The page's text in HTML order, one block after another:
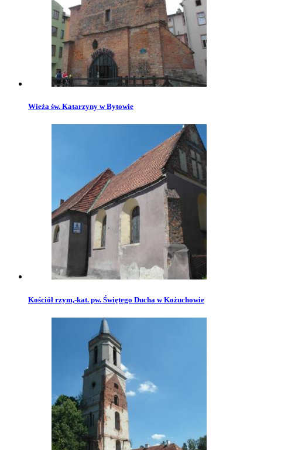
Wieża św. Katarzyny w Bytowie
Kościół rzym,-kat. pw. Świętego Ducha w Kożuchowie